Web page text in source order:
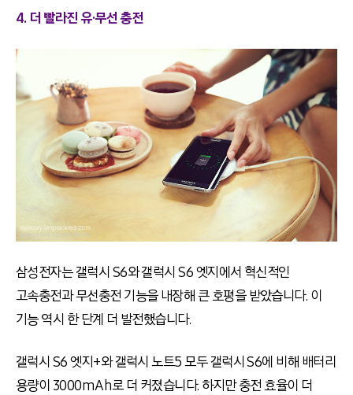
4. 더 빨라진 유·무선 충전
삼성전자는 갤럭시 S6와 갤럭시 S6 엣지에서 혁신적인
고속충전과 무선충전 기능을 내장해 큰 호평을 받았습니다. 이
기능 역시 한 단계 더 발전했습니다.
갤럭시 S6 엣지+와 갤럭시 노트5 모두 갤럭시 S6에 비해 배터리
용량이 3000mAh로 더 커졌습니다. 하지만 충전 효율이 더